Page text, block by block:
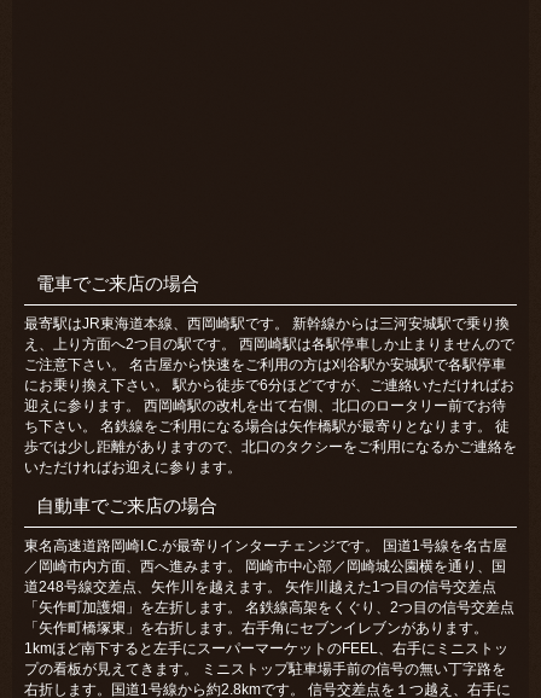
電車でご来店の場合
最寄駅はJR東海道本線、西岡崎駅です。 新幹線からは三河安城駅で乗り換
え、上り方面へ2つ目の駅です。 西岡崎駅は各駅停車しか止まりませんので
ご注意下さい。 名古屋から快速をご利用の方は刈谷駅か安城駅で各駅停車
にお乗り換え下さい。 駅から徒歩で6分ほどですが、ご連絡いただければお
迎えに参ります。 西岡崎駅の改札を出て右側、北口のロータリー前でお待
ち下さい。 名鉄線をご利用になる場合は矢作橋駅が最寄りとなります。 徒
歩では少し距離がありますので、北口のタクシーをご利用になるかご連絡を
いただければお迎えに参ります。
自動車でご来店の場合
東名高速道路岡崎I.C.が最寄りインターチェンジです。 国道1号線を名古屋
／岡崎市内方面、西へ進みます。 岡崎市中心部／岡崎城公園横を通り、国
道248号線交差点、矢作川を越えます。 矢作川越えた1つ目の信号交差点
「矢作町加護畑」を左折します。 名鉄線高架をくぐり、2つ目の信号交差点
「矢作町橋塚東」を右折します。右手角にセブンイレブンがあります。
1kmほど南下すると左手にスーパーマーケットのFEEL、右手にミニストッ
プの看板が見えてきます。 ミニストップ駐車場手前の信号の無い丁字路を
右折します。国道1号線から約2.8kmです。 信号交差点を１つ越え、右手に